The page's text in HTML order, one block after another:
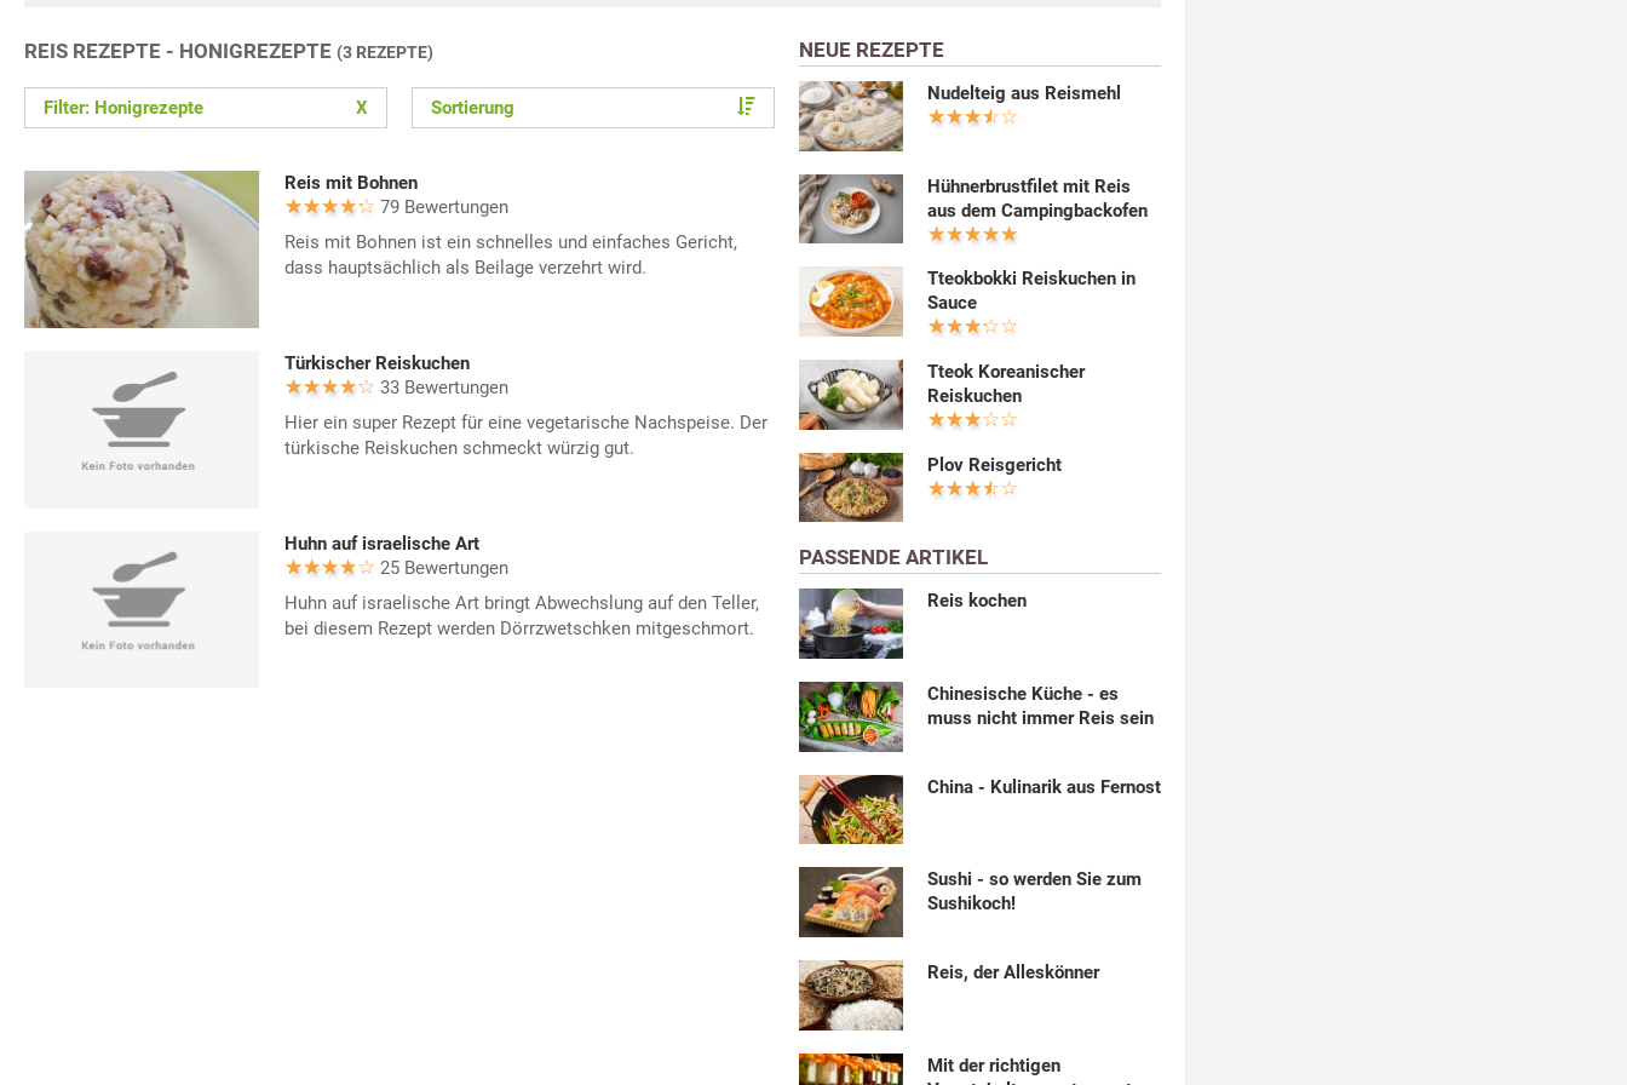
REIS REZEPTE - HONIGREZEPTE (3 REZEPTE)
Filter: Honigrezepte X Sortierung
Reis mit Bohnen
79 Bewertungen
Reis mit Bohnen ist ein schnelles und einfaches Gericht,
dass hauptsächlich als Beilage verzehrt wird.
Türkischer Reiskuchen
33 Bewertungen
Hier ein super Rezept für eine vegetarische Nachspeise. Der
türkische Reiskuchen schmeckt würzig gut.
Huhn auf israelische Art
25 Bewertungen
Huhn auf israelische Art bringt Abwechslung auf den Teller,
bei diesem Rezept werden Dörrzwetschken mitgeschmort.
NEUE REZEPTE
Nudelteig aus Reismehl
Hühnerbrustfilet mit Reis
aus dem Campingbackofen
Tteokbokki Reiskuchen in
Sauce
Tteok Koreanischer
Reiskuchen
Plov Reisgericht
PASSENDE ARTIKEL
Reis kochen
Chinesische Küche - es
muss nicht immer Reis sein
China - Kulinarik aus Fernost
Sushi - so werden Sie zum
Sushikoch!
Reis, der Alleskönner
Mit der richtigen